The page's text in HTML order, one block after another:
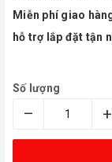
Miễn phí giao
hỗ trợ lắp đặt tận
Số lượng
– +